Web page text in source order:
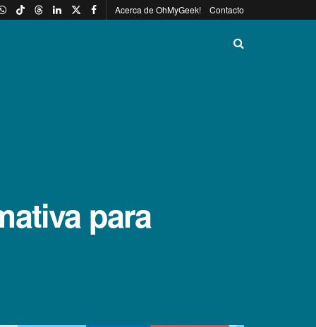
Acerca de OhMyGeek! Contacto
para